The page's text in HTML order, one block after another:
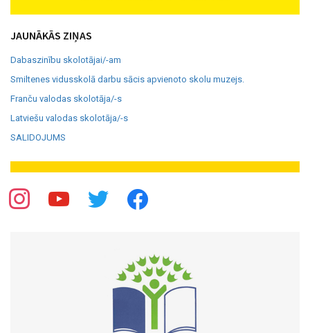
JAUNĀKĀS ZIŅAS
Dabaszinību skolotājai/-am
Smiltenes vidusskolā darbu sācis apvienoto skolu muzejs.
Franču valodas skolotāja/-s
Latviešu valodas skolotāja/-s
SALIDOJUMS